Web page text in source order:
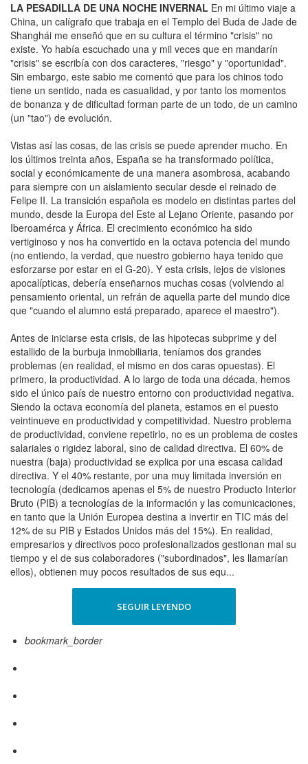
LA PESADILLA DE UNA NOCHE INVERNAL En mi último viaje a
China, un calígrafo que trabaja en el Templo del Buda de Jade de
Shanghái me enseñó que en su cultura el término "crisis" no
existe. Yo había escuchado una y mil veces que en mandarín
"crisis" se escribía con dos caracteres, "riesgo" y "oportunidad".
Sin embargo, este sabio me comentó que para los chinos todo
tiene un sentido, nada es casualidad, y por tanto los momentos
de bonanza y de dificultad forman parte de un todo, de un camino
(un "tao") de evolución.
Vistas así las cosas, de las crisis se puede aprender mucho. En
los últimos treinta años, España se ha transformado política,
social y económicamente de una manera asombrosa, acabando
para siempre con un aislamiento secular desde el reinado de
Felipe II. La transición española es modelo en distintas partes del
mundo, desde la Europa del Este al Lejano Oriente, pasando por
Iberoamérca y África. El crecimiento económico ha sido
vertiginoso y nos ha convertido en la octava potencia del mundo
(no entiendo, la verdad, que nuestro gobierno haya tenido que
esforzarse por estar en el G-20). Y esta crisis, lejos de visiones
apocalípticas, debería enseñarnos muchas cosas (volviendo al
pensamiento oriental, un refrán de aquella parte del mundo dice
que "cuando el alumno está preparado, aparece el maestro").
Antes de iniciarse esta crisis, de las hipotecas subprime y del
estallido de la burbuja inmobiliaria, teníamos dos grandes
problemas (en realidad, el mismo en dos caras opuestas). El
primero, la productividad. A lo largo de toda una década, hemos
sido el único país de nuestro entorno con productividad negativa.
Siendo la octava economía del planeta, estamos en el puesto
veintinueve en productividad y competitividad. Nuestro problema
de productividad, conviene repetirlo, no es un problema de costes
salariales o rigidez laboral, sino de calidad directiva. El 60% de
nuestra (baja) productividad se explica por una escasa calidad
directiva. Y el 40% restante, por una muy limitada inversión en
tecnología (dedicamos apenas el 5% de nuestro Producto Interior
Bruto (PIB) a tecnologías de la información y las comunicaciones,
en tanto que la Unión Europea destina a invertir en TIC más del
12% de su PIB y Estados Unidos más del 15%). En realidad,
empresarios y directivos poco profesionalizados gestionan mal su
tiempo y el de sus colaboradores ("subordinados", les llamarían
ellos), obtienen muy pocos resultados de sus equ...
SEGUIR LEYENDO
bookmark_border